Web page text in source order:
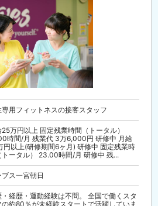
専用フィットネスの接客スタッフ
25万円以上 固定残業時間（トータル）
時間/月 残業代 3万6,000円 研修中 月給
円以上(研修期間6ヶ月) 研修中 固定残業時
トータル） 23.00時間/月 研修中 残...
ブス一宮朝日
・経歴・運動経験は不問。 全国で働くスタ
の約80％が未経験スタートで活躍していま